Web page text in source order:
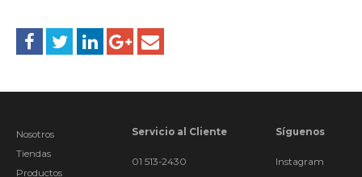
Nosotros
Tiendas
Productos
Servicio al Cliente
01 513-2430
Síguenos
Instagram